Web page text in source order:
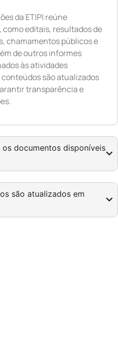
da ETIPI reúne
editais, resultados de
chamamentos públicos e
de outros informes
às atividades
são atualizados
transparência e
documentos disponíveis
são atualizados em